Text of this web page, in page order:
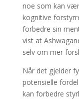
noe som kan
kognitive
forbedre sin
vist at
selv om mer
Når det gjelder
potensielle
kan forbedre